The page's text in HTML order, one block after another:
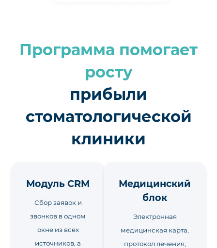
Программа помогает
росту
прибыли
стоматологической
клиники
Модуль CRM
Сбор заявок и
звонков в одном
окне из всех
источников, а
Медицинский
блок
Электронная
медицинская карта,
протокол лечения,